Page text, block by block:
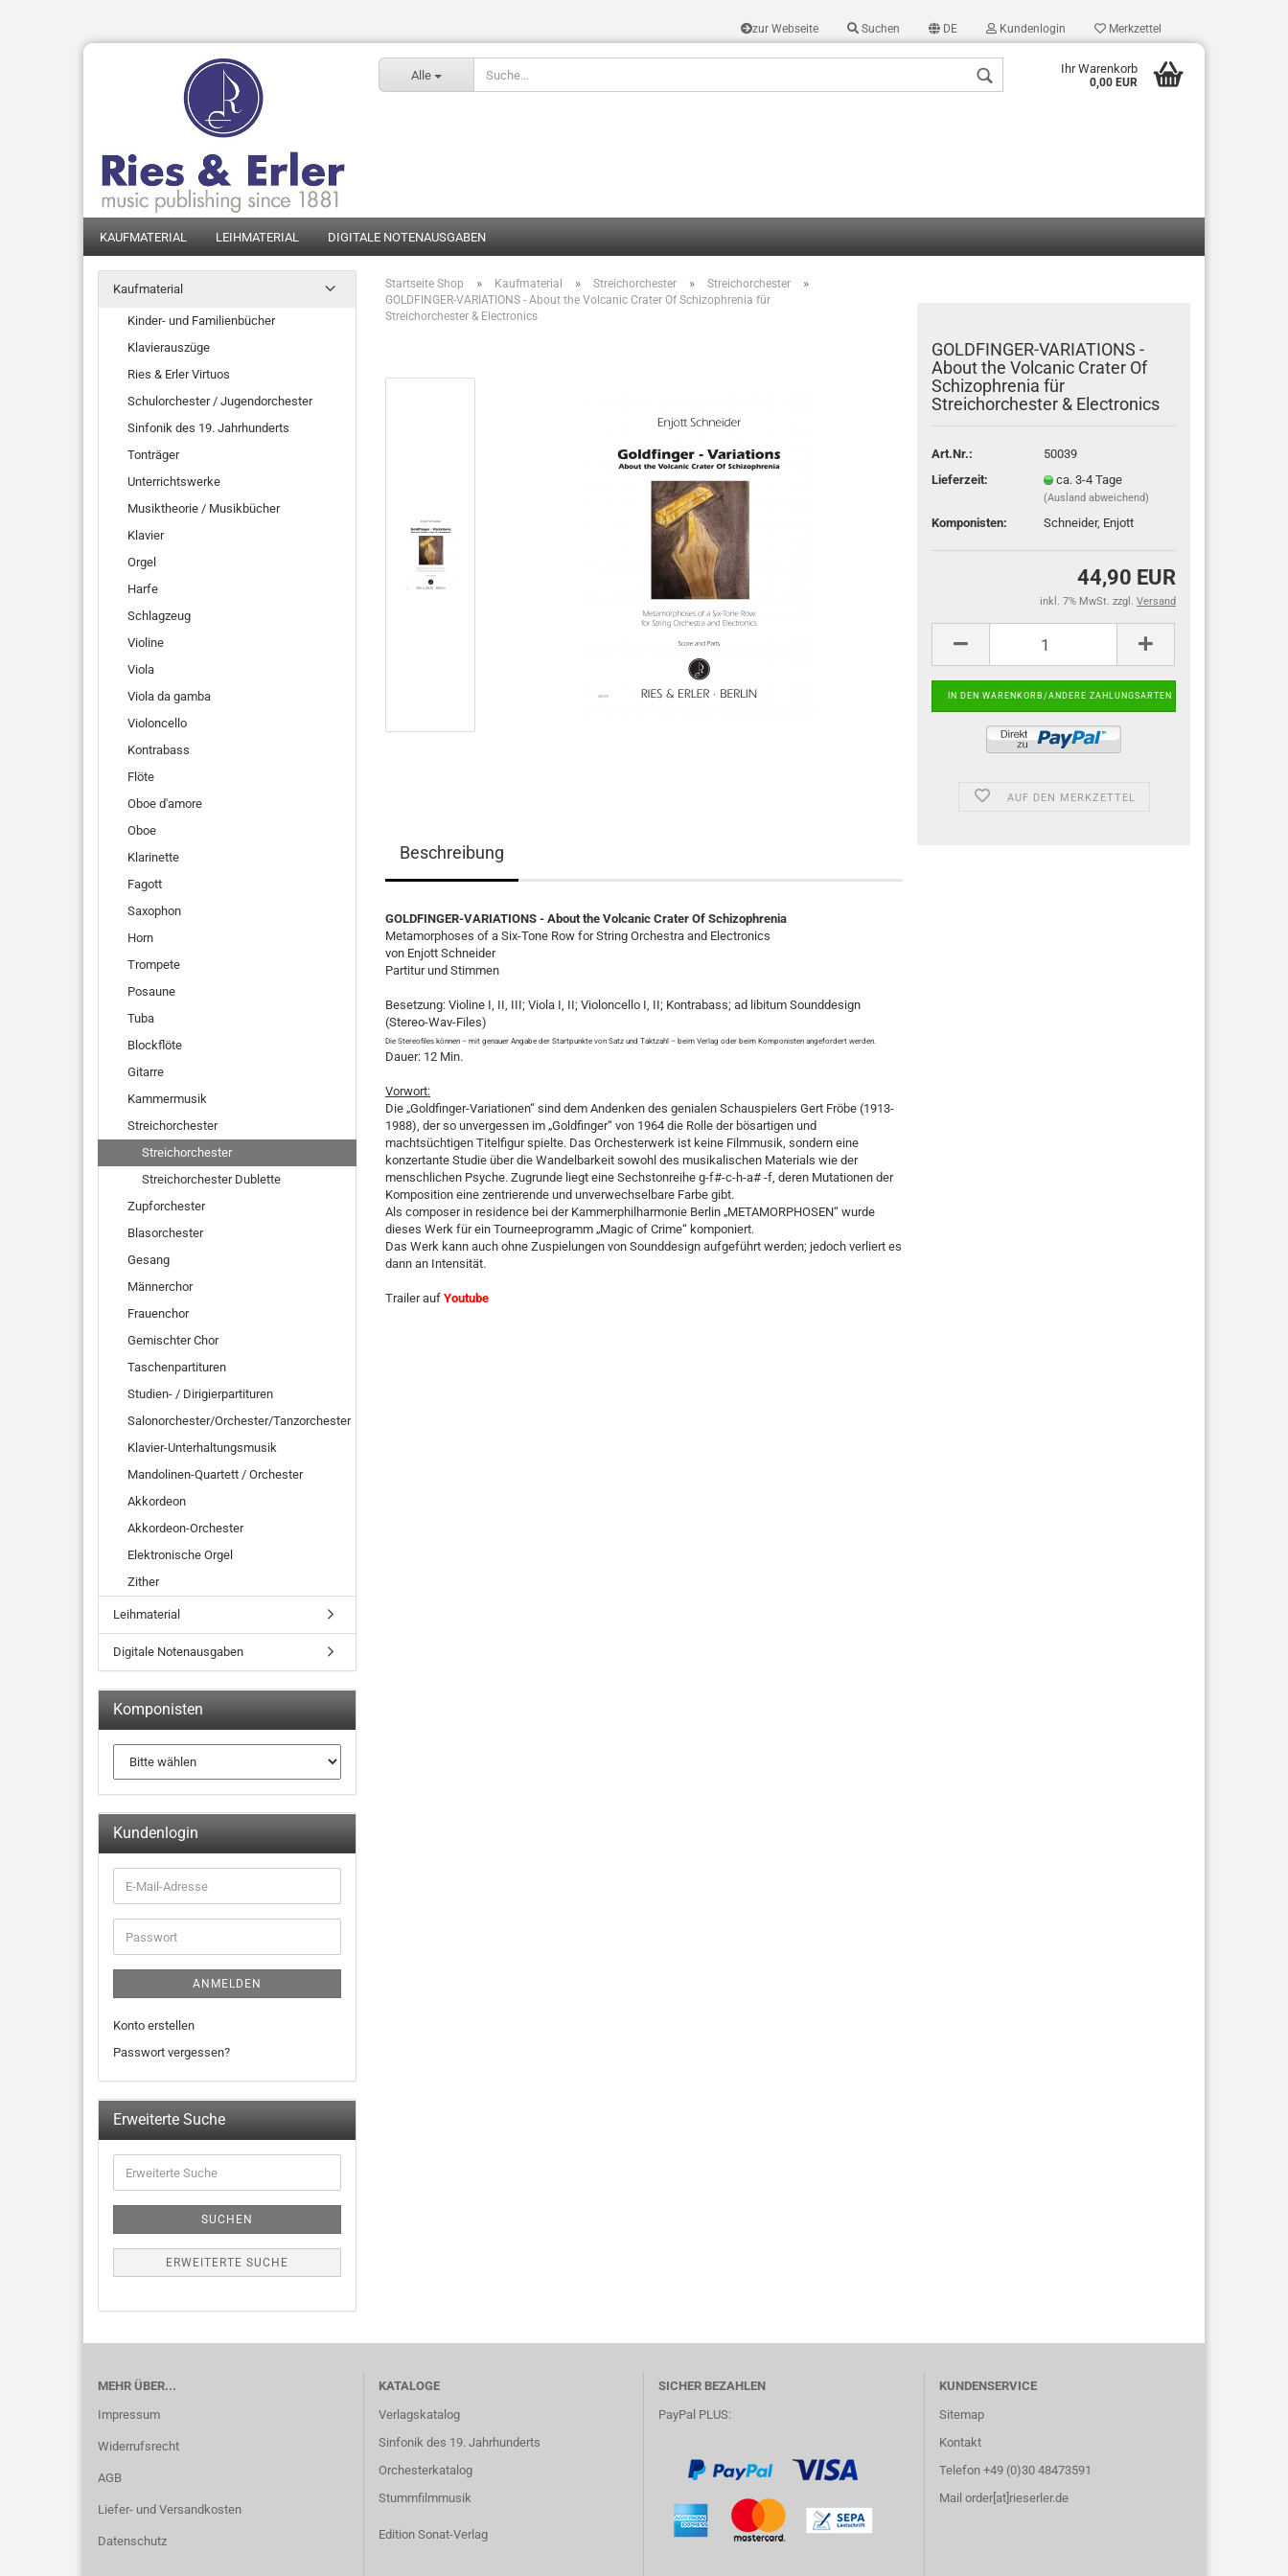
zur Webseite Suchen DE Kundenlogin Merkzettel
Alle Ihr Warenkorb
0,00 EUR
KAUFMATERIAL LEIHMATERIAL DIGITALE NOTENAUSGABEN
Startseite Shop » Kaufmaterial » Streichorchester » Streichorchester »
GOLDFINGER-VARIATIONS - About the Volcanic Crater Of Schizophrenia für
Streichorchester & Electronics
GOLDFINGER-VARIATIONS -
About the Volcanic Crater Of
Schizophrenia für
Streichorchester & Electronics
Art.Nr.:
50039
Lieferzeit:
ca. 3-4 Tage
(Ausland abweichend)
Komponisten: Schneider, Enjott
44,90 EUR
inkl. 7% MwSt. zzgl. Versand
AUF DEN MERKZETTEL
Beschreibung
GOLDFINGER-VARIATIONS - About the Volcanic Crater Of Schizophrenia
Metamorphoses of a Six-Tone Row for String Orchestra and Electronics
von Enjott Schneider
Partitur und Stimmen
Besetzung: Violine I, II, III; Viola I, II; Violoncello I, II; Kontrabass; ad libitum Sounddesign
(Stereo-Wav-Files)
Die Stereofiles können – mit genauer Angabe der Startpunkte von Satz und Taktzahl – beim Verlag oder beim Komponisten angefordert werden.
Dauer: 12 Min.
Vorwort:
Die „Goldfinger-Variationen“ sind dem Andenken des genialen Schauspielers Gert Fröbe (1913-
1988), der so unvergessen im „Goldfinger“ von 1964 die Rolle der bösartigen und
machtsüchtigen Titelfigur spielte. Das Orchesterwerk ist keine Filmmusik, sondern eine
konzertante Studie über die Wandelbarkeit sowohl des musikalischen Materials wie der
menschlichen Psyche. Zugrunde liegt eine Sechstonreihe g-f#-c-h-a# -f, deren Mutationen der
Komposition eine zentrierende und unverwechselbare Farbe gibt.
Als composer in residence bei der Kammerphilharmonie Berlin „METAMORPHOSEN“ wurde
dieses Werk für ein Tourneeprogramm „Magic of Crime“ komponiert.
Das Werk kann auch ohne Zuspielungen von Sounddesign aufgeführt werden; jedoch verliert es
dann an Intensität.
Trailer auf Youtube
Kaufmaterial
Kinder- und Familienbücher
Klavierauszüge
Ries & Erler Virtuos
Schulorchester / Jugendorchester
Sinfonik des 19. Jahrhunderts
Tonträger
Unterrichtswerke
Musiktheorie / Musikbücher
Klavier
Orgel
Harfe
Schlagzeug
Violine
Viola
Viola da gamba
Violoncello
Kontrabass
Flöte
Oboe d'amore
Oboe
Klarinette
Fagott
Saxophon
Horn
Trompete
Posaune
Tuba
Blockflöte
Gitarre
Kammermusik
Streichorchester
Streichorchester
Streichorchester Dublette
Zupforchester
Blasorchester
Gesang
Männerchor
Frauenchor
Gemischter Chor
Taschenpartituren
Studien- / Dirigierpartituren
Salonorchester/Orchester/Tanzorchester
Klavier-Unterhaltungsmusik
Mandolinen-Quartett / Orchester
Akkordeon
Akkordeon-Orchester
Elektronische Orgel
Zither
Leihmaterial
Digitale Notenausgaben
Komponisten
Kundenlogin
ANMELDEN
Konto erstellen
Passwort vergessen?
Erweiterte Suche
SUCHEN
ERWEITERTE SUCHE
MEHR ÜBER...
Impressum
Widerrufsrecht
AGB
Liefer- und Versandkosten
Datenschutz
KATALOGE
Verlagskatalog
Sinfonik des 19. Jahrhunderts
Orchesterkatalog
Stummfilmmusik
Edition Sonat-Verlag
SICHER BEZAHLEN
PayPal PLUS:
KUNDENSERVICE
Sitemap
Kontakt
Telefon +49 (0)30 48473591
Mail order[at]rieserler.de